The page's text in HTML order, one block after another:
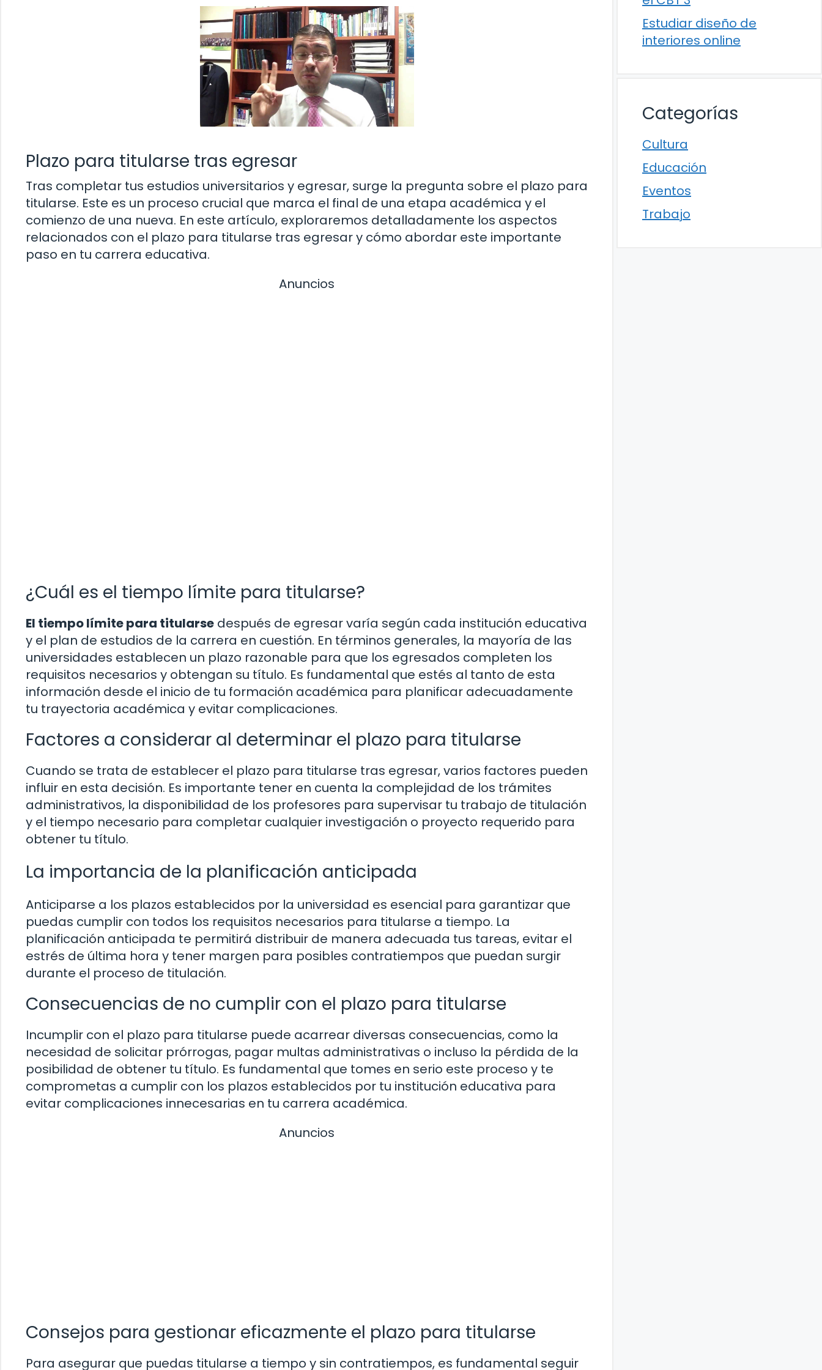
Plazo para titularse tras egresar
Tras completar tus estudios universitarios y egresar, surge la pregunta sobre el plazo para
titularse. Este es un proceso crucial que marca el final de una etapa académica y el
comienzo de una nueva. En este artículo, exploraremos detalladamente los aspectos
relacionados con el plazo para titularse tras egresar y cómo abordar este importante
paso en tu carrera educativa.
Anuncios
¿Cuál es el tiempo límite para titularse?
El tiempo límite para titularse después de egresar varía según cada institución educativa
y el plan de estudios de la carrera en cuestión. En términos generales, la mayoría de las
universidades establecen un plazo razonable para que los egresados completen los
requisitos necesarios y obtengan su título. Es fundamental que estés al tanto de esta
información desde el inicio de tu formación académica para planificar adecuadamente
tu trayectoria académica y evitar complicaciones.
Factores a considerar al determinar el plazo para titularse
Cuando se trata de establecer el plazo para titularse tras egresar, varios factores pueden
influir en esta decisión. Es importante tener en cuenta la complejidad de los trámites
administrativos, la disponibilidad de los profesores para supervisar tu trabajo de titulación
y el tiempo necesario para completar cualquier investigación o proyecto requerido para
obtener tu título.
La importancia de la planificación anticipada
Anticiparse a los plazos establecidos por la universidad es esencial para garantizar que
puedas cumplir con todos los requisitos necesarios para titularse a tiempo. La
planificación anticipada te permitirá distribuir de manera adecuada tus tareas, evitar el
estrés de última hora y tener margen para posibles contratiempos que puedan surgir
durante el proceso de titulación.
Consecuencias de no cumplir con el plazo para titularse
Incumplir con el plazo para titularse puede acarrear diversas consecuencias, como la
necesidad de solicitar prórrogas, pagar multas administrativas o incluso la pérdida de la
posibilidad de obtener tu título. Es fundamental que tomes en serio este proceso y te
comprometas a cumplir con los plazos establecidos por tu institución educativa para
evitar complicaciones innecesarias en tu carrera académica.
Anuncios
Consejos para gestionar eficazmente el plazo para titularse
Para asegurar que puedas titularse a tiempo y sin contratiempos, es fundamental seguir
Estudiar diseño de
interiores online
Categorías
Cultura
Educación
Eventos
Trabajo